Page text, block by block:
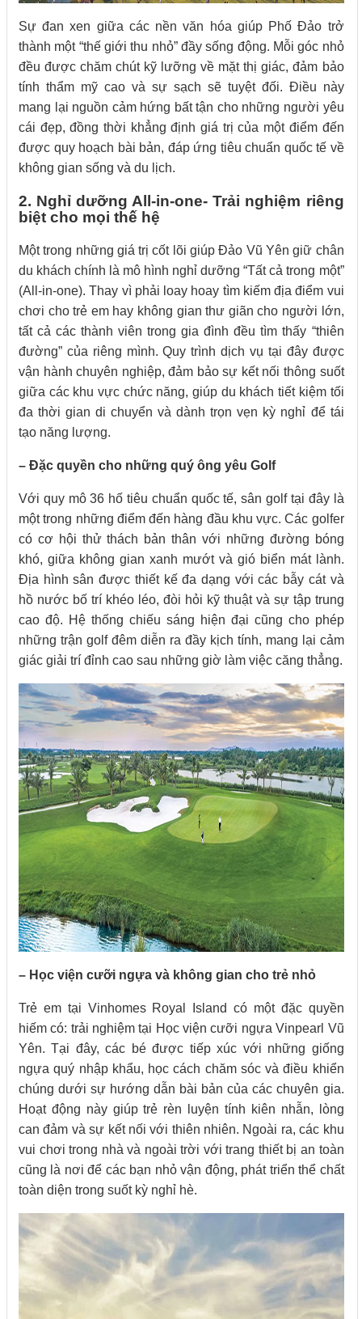
Sự đan xen giữa các nền văn hóa giúp Phố Đảo trở
thành một “thế giới thu nhỏ” đầy sống động. Mỗi góc nhỏ
đều được chăm chút kỹ lưỡng về mặt thị giác, đảm bảo
tính thẩm mỹ cao và sự sạch sẽ tuyệt đối. Điều này
mang lại nguồn cảm hứng bất tận cho những người yêu
cái đẹp, đồng thời khẳng định giá trị của một điểm đến
được quy hoạch bài bản, đáp ứng tiêu chuẩn quốc tế về
không gian sống và du lịch.
2. Nghỉ dưỡng All-in-one- Trải nghiệm riêng
biệt cho mọi thế hệ
Một trong những giá trị cốt lõi giúp Đảo Vũ Yên giữ chân
du khách chính là mô hình nghỉ dưỡng “Tất cả trong một”
(All-in-one). Thay vì phải loay hoay tìm kiếm địa điểm vui
chơi cho trẻ em hay không gian thư giãn cho người lớn,
tất cả các thành viên trong gia đình đều tìm thấy “thiên
đường” của riêng mình. Quy trình dịch vụ tại đây được
vận hành chuyên nghiệp, đảm bảo sự kết nối thông suốt
giữa các khu vực chức năng, giúp du khách tiết kiệm tối
đa thời gian di chuyển và dành trọn vẹn kỳ nghỉ để tái
tạo năng lượng.
– Đặc quyền cho những quý ông yêu Golf
Với quy mô 36 hố tiêu chuẩn quốc tế, sân golf tại đây là
một trong những điểm đến hàng đầu khu vực. Các golfer
có cơ hội thử thách bản thân với những đường bóng
khó, giữa không gian xanh mướt và gió biển mát lành.
Địa hình sân được thiết kế đa dạng với các bẫy cát và
hồ nước bố trí khéo léo, đòi hỏi kỹ thuật và sự tập trung
cao độ. Hệ thống chiếu sáng hiện đại cũng cho phép
những trận golf đêm diễn ra đầy kịch tính, mang lại cảm
giác giải trí đỉnh cao sau những giờ làm việc căng thẳng.
– Học viện cưỡi ngựa và không gian cho trẻ nhỏ
Trẻ em tại Vinhomes Royal Island có một đặc quyền
hiếm có: trải nghiệm tại Học viện cưỡi ngựa Vinpearl Vũ
Yên. Tại đây, các bé được tiếp xúc với những giống
ngựa quý nhập khẩu, học cách chăm sóc và điều khiển
chúng dưới sự hướng dẫn bài bản của các chuyên gia.
Hoạt động này giúp trẻ rèn luyện tính kiên nhẫn, lòng
can đảm và sự kết nối với thiên nhiên. Ngoài ra, các khu
vui chơi trong nhà và ngoài trời với trang thiết bị an toàn
cũng là nơi để các bạn nhỏ vận động, phát triển thể chất
toàn diện trong suốt kỳ nghỉ hè.